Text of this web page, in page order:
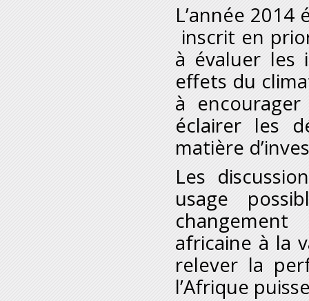
L’année
inscrit en
à évaluer les
effets du
à
éclairer les
matière
Les
usage
africaine à la
relever la
l’Afrique